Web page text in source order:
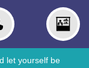
let yourself be